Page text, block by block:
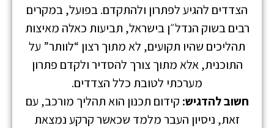
הצדדים להגיע לפתרון ולהתקדם.בפועל, במקרים
רבים בשוק הנדל״ן בישראל, תביעות כאלה מאיצות
תהליכים שהיו תקועים, לא מתוך רצון “לוותר” על
התוכנית, אלא מתוך צורך להסדיר ולקדם פתרון
מערכתי לטובת כלל הצדדים.
חשוב להדגיש: קידום תכנון הוא תהליך מורכב, עם
זאת, ניסיון העבר מלמד שכאשר קרקע נמצאת